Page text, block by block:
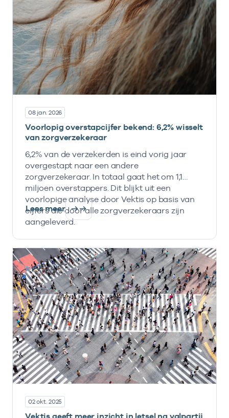
08 jan. 2026
Voorlopig overstapcijfer bekend: 6,2% wisselt
van zorgverzekeraar
6,2% van de verzekerden is eind vorig jaar
overgestapt naar een andere
zorgverzekeraar. In totaal gaat het om 1,1
miljoen overstappers. Dit blijkt uit een
voorlopige analyse door Vektis op basis van
cijfers die door alle zorgverzekeraars zijn
aangeleverd.
Lees meer
02 okt. 2025